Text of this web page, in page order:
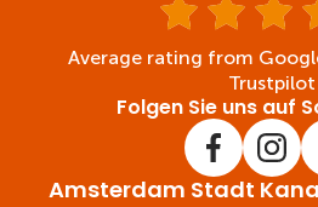
Average rating from
Trustpilot
Amsterdam Stadt
Folgen Sie uns auf